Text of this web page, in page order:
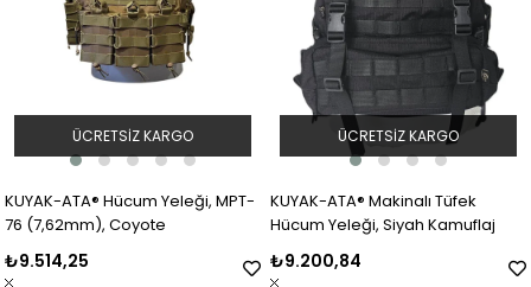
KUYAK-ATA® Hücum Yeleği, MPT-
76 (7,62mm), Coyote
₺9.514,25
ÜCRETSIZ KARGO
KUYAK-ATA® Makinalı Tüfek
Hücum Yeleği, Siyah Kamuflaj
₺9.200,84
ÜCRETSIZ KARGO